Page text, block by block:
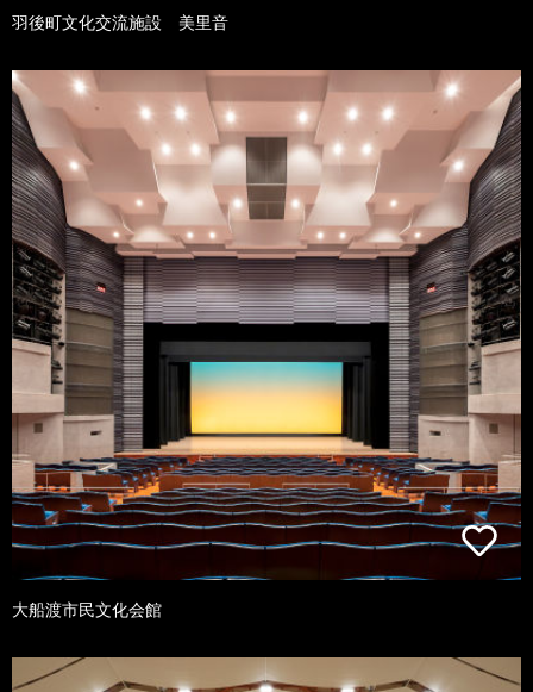
羽後町文化交流施設 美里音
大船渡市民文化会館